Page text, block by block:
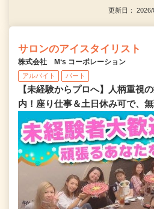
更新日：
サロンのアイスタイリスト
株式会社 M‘s コーポレーション
アルバイト パート
【未経験からプロへ】人柄重視
内！座り仕事＆土日休み可で、